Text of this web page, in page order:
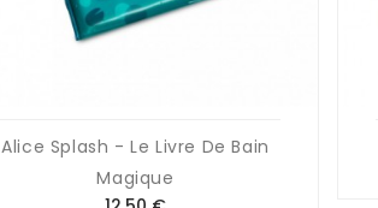
Alice Splash - Le Livre De Bain
Magique